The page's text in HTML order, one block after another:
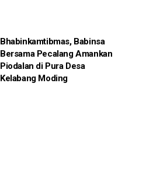
Bhabinkamtibmas, Babinsa
Bersama Pecalang Amankan
Piodalan di Pura Desa
Kelabang Moding